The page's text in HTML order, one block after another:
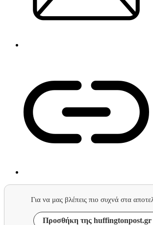
Για να μας βλέπεις πιο συχνά στα
Προσθήκη της huffingtonpost.gr